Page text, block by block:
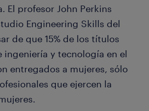
El profesor John Perkins
Engineering Skills del
de que 15% de los títulos
ingeniería y tecnología en el
entregados a mujeres, sólo
que ejercen la